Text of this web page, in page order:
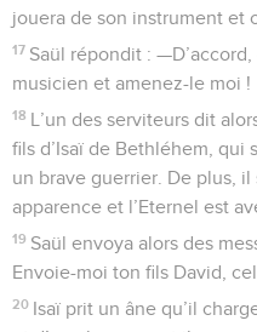
jouera de son instrument et
17 Saül répondit :
musicien et amenez-le moi !
18 L’un des serviteurs dit
fils d’Isaï de Bethléhem, qui
un brave guerrier. De plus,
apparence et l’Eternel est
19 Saül envoya alors des
Envoie-moi ton fils David,
20 Isaï prit un âne qu’il